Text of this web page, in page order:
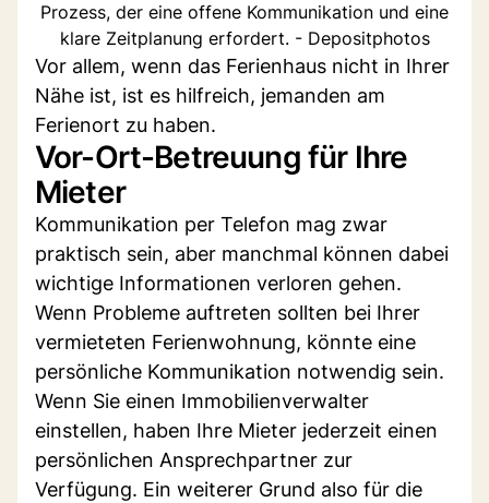
Prozess, der eine offene Kommunikation und eine
klare Zeitplanung erfordert. - Depositphotos
Vor allem, wenn das Ferienhaus nicht in Ihrer
Nähe ist, ist es hilfreich, jemanden am
Ferienort zu haben.
Vor-Ort-Betreuung für Ihre
Mieter
Kommunikation per Telefon mag zwar
praktisch sein, aber manchmal können dabei
wichtige Informationen verloren gehen.
Wenn Probleme auftreten sollten bei Ihrer
vermieteten Ferienwohnung, könnte eine
persönliche Kommunikation notwendig sein.
Wenn Sie einen Immobilienverwalter
einstellen, haben Ihre Mieter jederzeit einen
persönlichen Ansprechpartner zur
Verfügung. Ein weiterer Grund also für die